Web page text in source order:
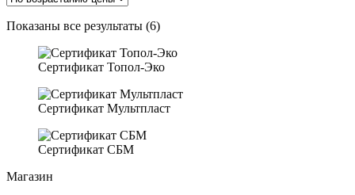
Показаны все результаты (6)Цены:
возрастанию
Сертификат Топол-Эко
Сертификат Мультпласт
Сертификат СБМ
Магазин